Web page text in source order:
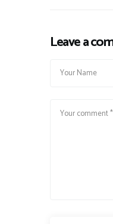
Leave a